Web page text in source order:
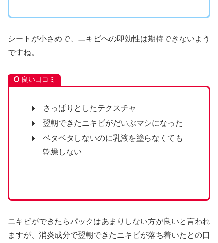
シートが小さめで、ニキビへの即効性は期待できないよう
ですね。
良い口コミ
さっぱりとしたテクスチャ
翌朝できたニキビがだいぶマシになった
ベタベタしないのに乳液を塗らなくても
乾燥しない
ニキビができたらパックはあまりしない方が良いと言われ
ますが、消炎成分で翌朝できたニキビが落ち着いたとの口